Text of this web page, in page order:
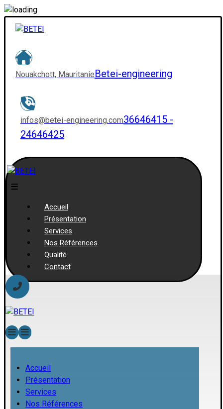
Nouakchott, MauritanieBetei-engineering
infos@betei-engineering.com36646415 -
24646425
Accueil
Présentation
Services
Nos Références
Qualité
Contact
Accueil
Présentation
Services
Nos Références